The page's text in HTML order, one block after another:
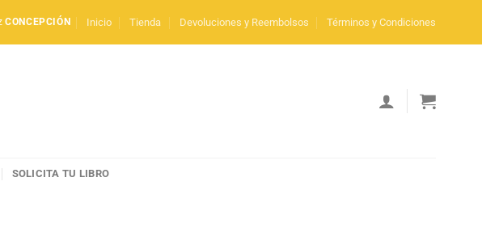
CONCEPCIÓN Inicio Tienda Devoluciones y Reembolsos Términos y Condiciones
SOLICITA TU LIBRO